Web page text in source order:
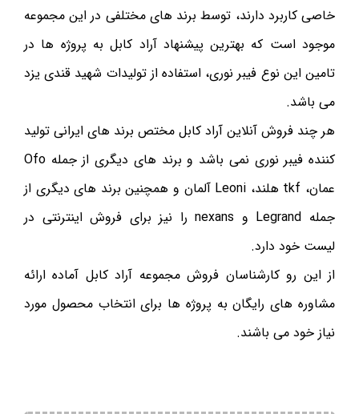
خاصی کاربرد دارند، توسط برند های مختلفی در این مجموعه
موجود است که بهترین پیشنهاد آراد کابل به پروژه ها در
تامین این نوع فیبر نوری، استفاده از تولیدات شهید قندی یزد
می باشد.
هر چند فروش آنلاین آراد کابل مختص برند های ایرانی تولید
کننده فیبر نوری نمی باشد و برند های دیگری از جمله Ofo
عمان، tkf هلند، Leoni آلمان و همچنین برند های دیگری از
جمله Legrand و nexans را نیز برای فروش اینترنتی در
لیست خود دارد.
از این رو کارشناسان فروش مجموعه آراد کابل آماده ارائه
مشاوره های رایگان به پروژه ها برای انتخاب محصول مورد
نیاز خود می باشند.